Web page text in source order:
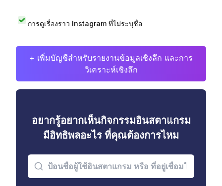
การดูเรื่องราว Instagram ที่ไม่ระบุชื่อ
+ เพิ่มบัญชีสำหรับรายงานข้อมูลเชิงลึก และการ
วิเคราะห์เชิงลึก
อยากรู้อยากเห็นกิจกรรมอินสตาแกรม
มีอิทธิพลอะไร ที่คุณต้องการไหม